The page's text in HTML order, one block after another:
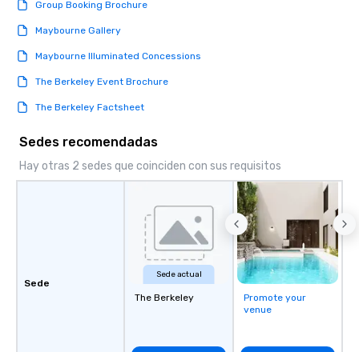
Group Booking Brochure
Maybourne Gallery
Maybourne Illuminated Concessions
The Berkeley Event Brochure
The Berkeley Factsheet
Sedes recomendadas
Hay otras 2 sedes que coinciden con sus requisitos
Sede
Sede actual
The Berkeley
Promote your
venue